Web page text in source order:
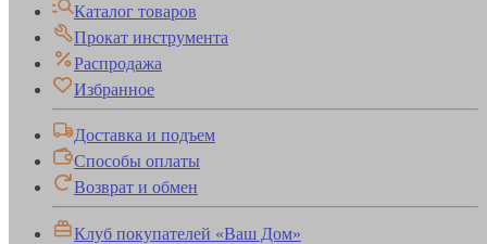
Каталог товаров
Прокат инструмента
Распродажа
Избранное
Доставка и подъем
Способы оплаты
Возврат и обмен
Клуб покупателей «Ваш Дом»